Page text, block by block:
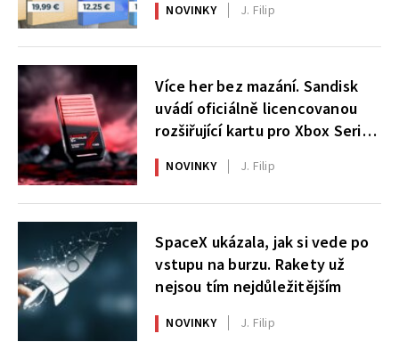
NOVINKY J. Filip
Více her bez mazání. Sandisk
uvádí oficiálně licencovanou
rozšiřující kartu pro Xbox Series
X|S
NOVINKY J. Filip
SpaceX ukázala, jak si vede po
vstupu na burzu. Rakety už
nejsou tím nejdůležitějším
NOVINKY J. Filip